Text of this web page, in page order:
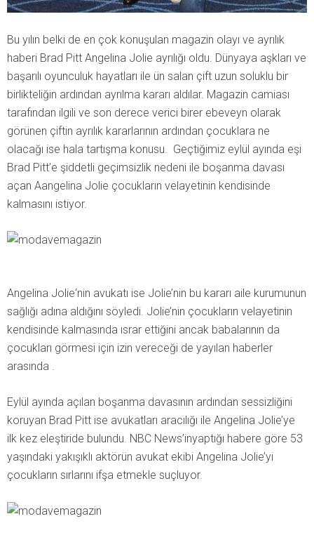
Bu yılın belki de en çok konuşulan magazin olayı ve ayrılık
haberi Brad Pitt Angelina Jolie ayrılığı oldu. Dünyaya aşkları ve
başarılı oyunculuk hayatları ile ün salan çift uzun soluklu bir
birlikteliğin ardından ayrılma kararı aldılar. Magazin camiası
tarafından ilgili ve son derece verici birer ebeveyn olarak
görünen çiftin ayrılık kararlarının ardından çocuklara ne
olacağı ise hala tartışma konusu. Geçtiğimiz eylül ayında eşi
Brad Pitt’e şiddetli geçimsizlik nedeni ile boşanma davası
açan Aangelina Jolie çocukların velayetinin kendisinde
kalmasını istiyor.
Angelina Jolie‘nin avukatı ise Jolie’nin bu kararı aile kurumunun
sağlığı adına aldığını söyledi. Jolie’nin çocukların velayetinin
kendisinde kalmasında ısrar ettiğini ancak babalarının da
çocukları görmesi için izin vereceği de yayılan haberler
arasında .
Eylül ayında açılan boşanma davasının ardından sessizliğini
koruyan Brad Pitt ise avukatları aracılığı ile Angelina Jolie’ye
ilk kez eleştiride bulundu. NBC News’inyaptığı habere göre 53
yaşındaki yakışıklı aktörün avukat ekibi Angelina Jolie’yi
çocukların sırlarını ifşa etmekle suçluyor.